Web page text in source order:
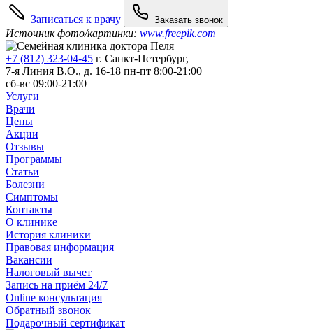
Записаться к врачу Заказать звонок
Источник фото/картинки: www.freepik.com
+7 (812) 323-04-45 г. Санкт-Петербург,
7-я Линия В.О., д. 16-18 пн-пт 8:00-21:00
сб-вс 09:00-21:00
Услуги
Врачи
Цены
Акции
Отзывы
Программы
Статьи
Болезни
Симптомы
Контакты
О клинике
История клиники
Правовая информация
Вакансии
Налоговый вычет
Запись на приём 24/7
Online консультация
Обратный звонок
Подарочный сертификат